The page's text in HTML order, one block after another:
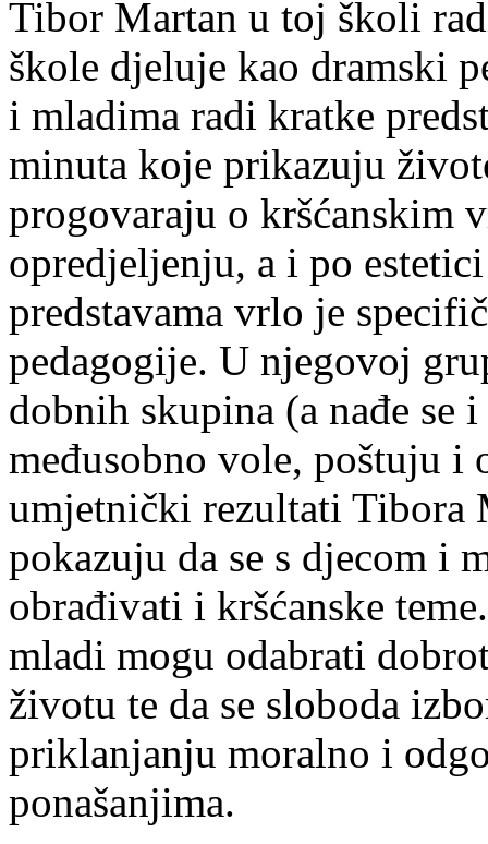
Tibor Martan u toj školi
škole djeluje kao dramski
i mladima radi kratke
minuta koje prikazuju
progovaraju o kršćanskim
opredjeljenju, a i po
predstavama vrlo je
pedagogije. U njegovoj
dobnih skupina (a nađe se
međusobno vole, poštuju i
umjetnički rezultati Tibora
pokazuju da se s djecom i
obrađivati i kršćanske
mladi mogu odabrati
životu te da se sloboda
priklanjanju moralno i
ponašanjima.